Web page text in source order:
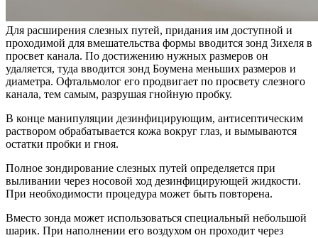
Для расширения слезных путей, придания им доступной и
проходимой для вмешательства формы вводится зонд Зихеля в
просвет канала. По достижению нужных размеров он
удаляется, туда вводится зонд Боумена меньших размеров и
диаметра. Офтальмолог его продвигает по просвету слезного
канала, тем самым, разрушая гнойную пробку.
В конце манипуляции дезинфицирующим, антисептическим
раствором обрабатывается кожа вокруг глаз, и вымываются
остатки пробки и гноя.
Полное зондирование слезных путей определяется при
выливании через носовой ход дезинфицирующей жидкости.
При необходимости процедура может быть повторена.
Вместо зонда может использоваться специальный небольшой
шарик. При наполнении его воздухом он проходит через